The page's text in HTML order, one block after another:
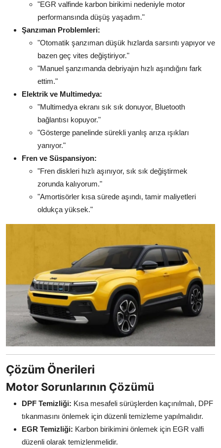
"EGR valfinde karbon birikimi nedeniyle motor
performansında düşüş yaşadım."
Şanzıman Problemleri:
"Otomatik şanzıman düşük hızlarda sarsıntı yapıyor ve
bazen geç vites değiştiriyor."
"Manuel şanzımanda debriyajın hızlı aşındığını fark
ettim."
Elektrik ve Multimedya:
"Multimedya ekranı sık sık donuyor, Bluetooth
bağlantısı kopuyor."
"Gösterge panelinde sürekli yanlış arıza ışıkları
yanıyor."
Fren ve Süspansiyon:
"Fren diskleri hızlı aşınıyor, sık sık değiştirmek
zorunda kalıyorum."
"Amortisörler kısa sürede aşındı, tamir maliyetleri
oldukça yüksek."
Çözüm Önerileri
Motor Sorunlarının Çözümü
DPF Temizliği: Kısa mesafeli sürüşlerden kaçınılmalı, DPF
tıkanmasını önlemek için düzenli temizleme yapılmalıdır.
EGR Temizliği: Karbon birikimini önlemek için EGR valfi
düzenli olarak temizlenmelidir.